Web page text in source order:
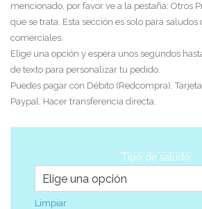
mencionado, por favor ve a la pestaña: Otros
que se trata. Esta sección es solo para saludos
comerciales.
Elige una opción y espera unos segundos
de texto para personalizar tu pedido.
Puedes pagar con Débito (Redcompra).
Paypal. Hacer transferencia directa.
Tipo de saludo
Limpiar